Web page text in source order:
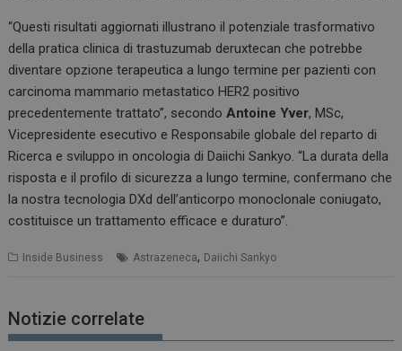
“Questi risultati aggiornati illustrano il potenziale trasformativo
della pratica clinica di trastuzumab deruxtecan che potrebbe
diventare opzione terapeutica a lungo termine per pazienti con
carcinoma mammario metastatico HER2 positivo
precedentemente trattato”, secondoAntoine Yver, MSc,
Vicepresidente esecutivo e Responsabile globale del reparto di
Ricerca e sviluppo in oncologia di Daiichi Sankyo. “La durata della
risposta e il profilo di sicurezza a lungo termine, confermano che
la nostra tecnologia DXd dell’anticorpo monoclonale coniugato,
costituisce un trattamento efficace e duraturo”.
Inside Business Astrazeneca, Daiichi Sankyo
Notizie correlate